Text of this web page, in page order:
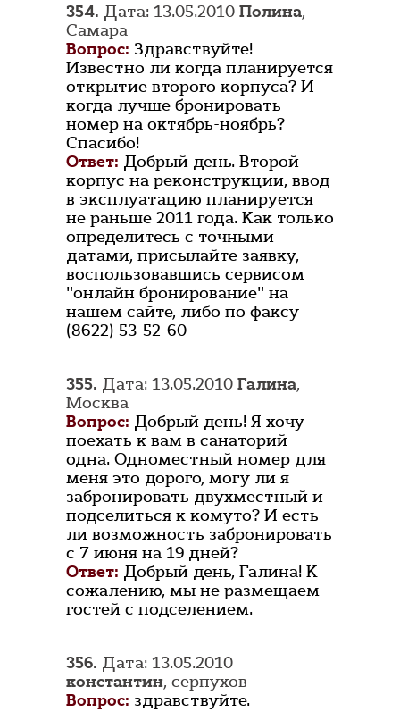
354. Дата: 13.05.2010 Полина,
Самара
Вопрос: Здравствуйте!
Известно ли когда планируется
открытие второго корпуса? И
когда лучше бронировать
номер на октябрь-ноябрь?
Спасибо!
Ответ: Добрый день. Второй
корпус на реконструкции, ввод
в эксплуатацию планируется
не раньше 2011 года. Как только
определитесь с точными
датами, присылайте заявку,
воспользовавшись сервисом
"онлайн бронирование" на
нашем сайте, либо по факсу
(8622) 53-52-60
355. Дата: 13.05.2010 Галина,
Москва
Вопрос: Добрый день! Я хочу
поехать к вам в санаторий
одна. Одноместный номер для
меня это дорого, могу ли я
забронировать двухместный и
подселиться к комуто? И есть
ли возможность забронировать
с 7 июня на 19 дней?
Ответ: Добрый день, Галина! К
сожалению, мы не размещаем
гостей с подселением.
356. Дата: 13.05.2010
константин, серпухов
Вопрос: здравствуйте.